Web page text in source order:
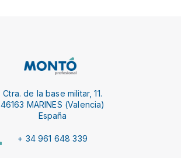
Ctra. de la base militar, 11.
46163 MARINES (Valencia)
España
+ 34 961 648 339